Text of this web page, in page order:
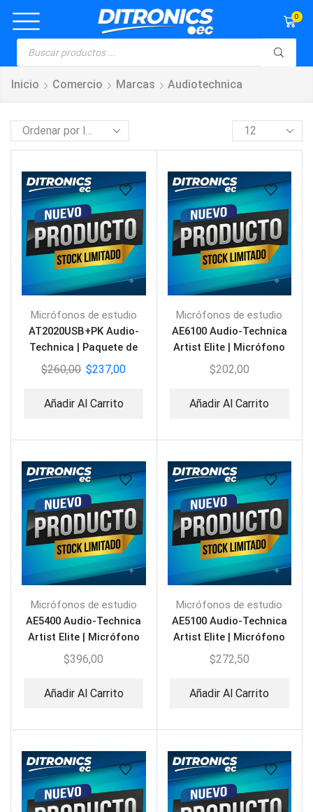
0
Inicio Comercio Marcas Audiotechnica
Micrófonos de estudio
AT2020USB+PK Audio-
Technica | Paquete de
Estudio para Streaming
$260,00 $237,00
Añadir Al Carrito
Micrófonos de estudio
AE6100 Audio-Technica
Artist Elite | Micrófono
Vocal Dinámico
$202,00
Añadir Al Carrito
Micrófonos de estudio
AE5400 Audio-Technica
Artist Elite | Micrófono
Vocal de Condensador
$396,00
Añadir Al Carrito
Micrófonos de estudio
AE5100 Audio-Technica
Artist Elite | Micrófono
de Condensador
$272,50
Añadir Al Carrito